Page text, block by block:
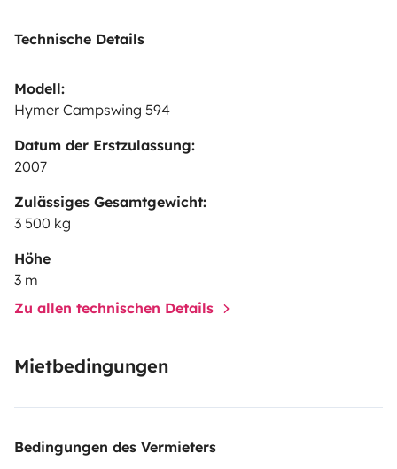
Technische Details
Modell:
Hymer Campswing 594
Datum der Erstzulassung:
2007
Zulässiges Gesamtgewicht:
3 500 kg
Höhe
3 m
Zu allen technischen Details
Mietbedingungen
Bedingungen des Vermieters